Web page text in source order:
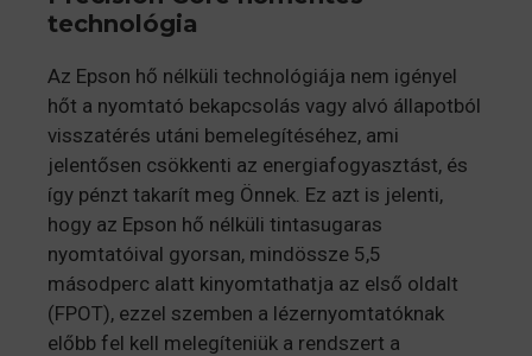
technológia
Az Epson hő nélküli technológiája nem igényel
hőt a nyomtató bekapcsolás vagy alvó állapotból
visszatérés utáni bemelegítéséhez, ami
jelentősen csökkenti az energiafogyasztást, és
így pénzt takarít meg Önnek. Ez azt is jelenti,
hogy az Epson hő nélküli tintasugaras
nyomtatóival gyorsan, mindössze 5,5
másodperc alatt kinyomtathatja az első oldalt
(FPOT), ezzel szemben a lézernyomtatóknak
előbb fel kell melegíteniük a rendszert a